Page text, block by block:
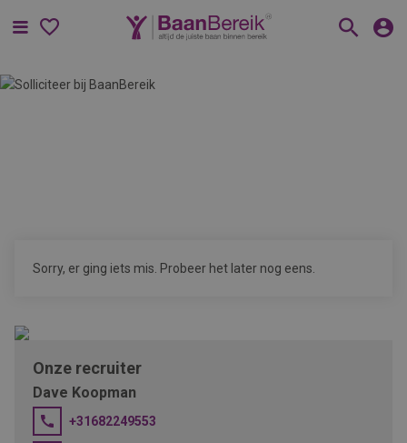
Menu
Sorry, er ging iets mis. Probeer het later nog eens.
Onze recruiter
Dave Koopman
+31682249553